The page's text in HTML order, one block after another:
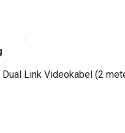
Link Videokabel (2